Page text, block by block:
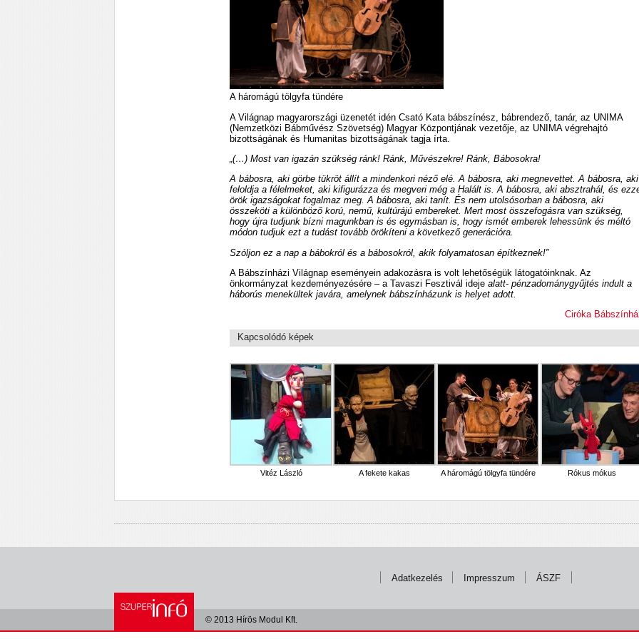
A háromágú tölgyfa tündére
A Világnap magyarországi üzenetét idén Csató Kata bábszínész, bábrendező, tanár, az UNIMA
(Nemzetközi Bábművész Szövetség) Magyar Központjának vezetője, az UNIMA végrehajtó
bizottságának és Humanitas bizottságának tagja írta.
„(…) Most van igazán szükség ránk! Ránk, Művészekre! Ránk, Bábosokra!
A bábosra, aki görbe tükröt állít a mindenkori néző elé. A bábosra, aki megnevettet. A bábosra, aki
feloldja a félelmeket, aki kifigurázza és megveri még a Halált is. A bábosra, aki absztrahál, és
örök igazságokat fogalmaz meg. A bábosra, aki tanít. És nem utolsósorban a bábosra, aki
összeköti a különböző korú, nemű, kultúrájú embereket. Mert most összefogásra van szükség,
hogy újra tudjunk bízni magunkban is és egymásban is, hogy ismét emberek lehessünk és méltó
módon tudjuk ezt a tudást tovább örökíteni a következő generációra.
Szóljon ez a nap a bábokról és a bábosokról, akik folyamatosan építkeznek!”
A Bábszínházi Világnap eseményein adakozásra is volt lehetőségük látogatóinknak. Az
önkormányzat kezdeményezésére – a Tavaszi Fesztivál ideje alatt- pénzadománygyűjtés indult a
háborús menekültek javára, amelynek bábszínházunk is helyet adott.
Ciróka
Kapcsolódó képek
Vitéz László A fekete kakas A háromágú tölgyfa tündére Rókus mókus
Adatkezelés Impresszum ÁSZF
© 2013 Hírös Modul Kft.